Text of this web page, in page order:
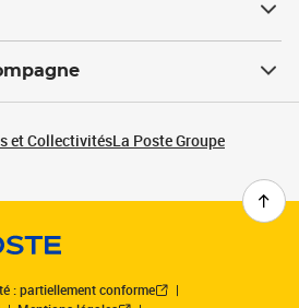
et CollectivitésLa Poste Groupe
: partiellement conforme